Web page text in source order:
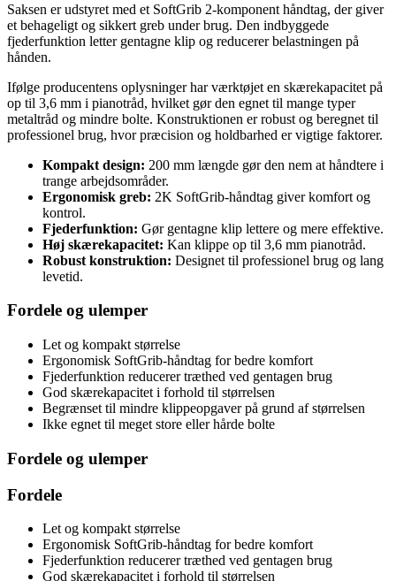
Saksen er udstyret med et SoftGrib 2-komponent håndtag, der giver
et behageligt og sikkert greb under brug. Den indbyggede
fjederfunktion letter gentagne klip og reducerer belastningen på
hånden.
Ifølge producentens oplysninger har værktøjet en skærekapacitet på
op til 3,6 mm i pianotråd, hvilket gør den egnet til mange typer
metaltråd og mindre bolte. Konstruktionen er robust og beregnet til
professionel brug, hvor præcision og holdbarhed er vigtige faktorer.
Kompakt design: 200 mm længde gør den nem at håndtere i
trange arbejdsområder.
Ergonomisk greb: 2K SoftGrib-håndtag giver komfort og
kontrol.
Fjederfunktion: Gør gentagne klip lettere og mere effektive.
Høj skærekapacitet: Kan klippe op til 3,6 mm pianotråd.
Robust konstruktion: Designet til professionel brug og lang
levetid.
Fordele og ulemper
Let og kompakt størrelse
Ergonomisk SoftGrib-håndtag for bedre komfort
Fjederfunktion reducerer træthed ved gentagen brug
God skærekapacitet i forhold til størrelsen
Begrænset til mindre klippeopgaver på grund af størrelsen
Ikke egnet til meget store eller hårde bolte
Fordele og ulemper
Fordele
Let og kompakt størrelse
Ergonomisk SoftGrib-håndtag for bedre komfort
Fjederfunktion reducerer træthed ved gentagen brug
God skærekapacitet i forhold til størrelsen